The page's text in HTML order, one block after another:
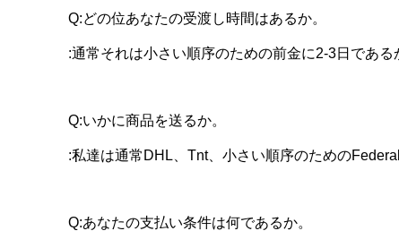
Q:どの位あなたの受渡し時間はあるか。
:通常それは小さい順序のための前金に2-3日であ
Q:いかに商品を送るか。
:私達は通常DHL、Tnt、小さい順序のための
Q:あなたの支払い条件は何であるか。